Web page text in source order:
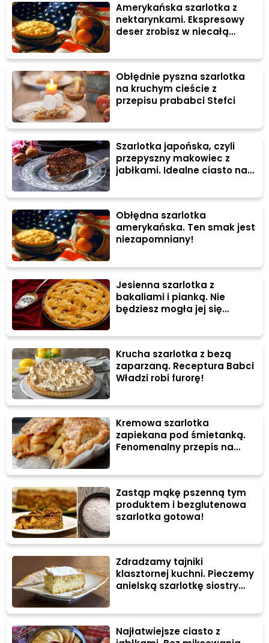
Amerykańska szarlotka z
nektarynkami. Ekspresowy
deser zrobisz w niecałą
Obłędnie pyszna szarlotka
na kruchym cieście z
przepisu prababci Stefci
Szarlotka japońska, czyli
przepyszny makowiec z
jabłkami. Idealne ciasto na
Obłędna szarlotka
amerykańska. Ten smak jest
niezapomniany!
Jesienna szarlotka z
bakaliami i pianką. Nie
będziesz mogła jej się
Krucha szarlotka z bezą
zaparzaną. Receptura Babci
Władzi robi furorę!
Kremowa szarlotka
zapiekana pod śmietanką.
Fenomenalny przepis na
Zastąp mąkę pszenną tym
produktem i bezglutenowa
szarlotka gotowa!
Zdradzamy tajniki
klasztornej kuchni. Pieczemy
anielską szarlotkę siostry
Najłatwiejsze ciasto z